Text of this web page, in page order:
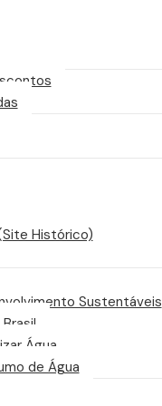
Histórico)
Sustentáveis
Água
de Água